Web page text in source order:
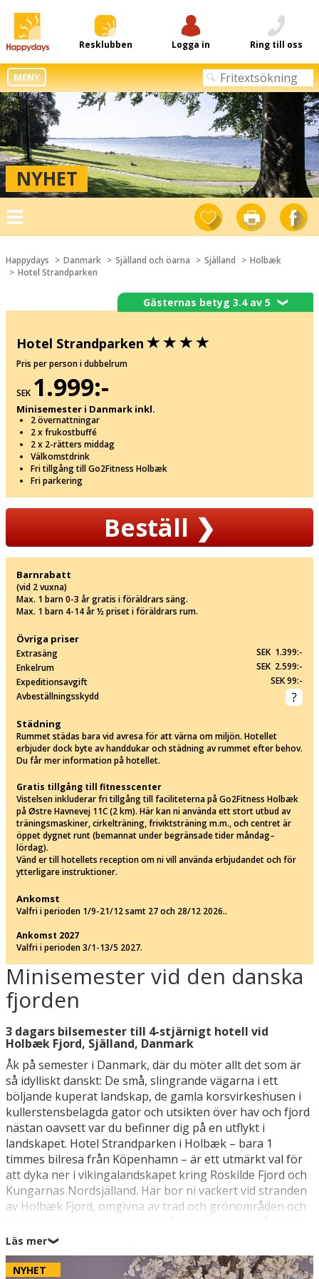
Resklubben Logga in Ring till oss
MENY
NYHET
Toggle
navigation
Happydays Danmark Själland och öarna Själland
Holbæk
Hotel Strandparken
Minisemester vid den danska
fjorden
3 dagars bilsemester till 4-stjärnigt hotell vid
Holbæk Fjord, Själland, Danmark
Åk på semester i Danmark, där du möter allt det som är
så idylliskt danskt: De små, slingrande vägarna i ett
böljande kuperat landskap, de gamla korsvirkeshusen i
kullerstensbelagda gator och utsikten över hav och fjord
nästan oavsett var du befinner dig på en utflykt i
landskapet. Hotel Strandparken i Holbæk – bara 1
timmes bilresa från Köpenhamn – är ett utmärkt val för
att dyka ner i vikingalandskapet kring Roskilde Fjord och
Kungarnas Nordsjälland. Här bor ni vackert vid stranden
av Holbæk Fjord, omgivna av träd och grönområden och
Holbæks centrum (1 km).
På Hotel Strandparken kan ni njuta av utsikten över
Läs mer❯
NYHET
Gästernas betyg 3.4 av 5❯
Hotel Strandparken
Pris per person i dubbelrum
SEK 1.999:-
Minisemester i Danmark inkl.
2 övernattningar
2 x frukostbuffé
2 x 2-rätters middag
Välkomstdrink
Fri tillgång till Go2Fitness Holbæk
Fri parkering
Beställ❯
Barnrabatt
(vid 2 vuxna)
Max. 1 barn 0-3 år gratis i föräldrars säng.
Max. 1 barn 4-14 år ½ priset i föräldrars rum.
Övriga priser
Extrasäng
SEK 1.399:-
Enkelrum
SEK 2.599:-
Expeditionsavgift
SEK 99:-
Avbeställningsskydd
Städning
Rummet städas bara vid avresa för att värna om miljön. Hotellet
erbjuder dock byte av handdukar och städning av rummet efter behov.
Du får mer information på hotellet.
Gratis tillgång till fitnesscenter
Vistelsen inkluderar fri tillgång till faciliteterna på Go2Fitness Holbæk
på Østre Havnevej 11C (2 km). Här kan ni använda ett stort utbud av
träningsmaskiner, cirkelträning, friviktsträning m.m., och centret är
öppet dygnet runt (bemannat under begränsade tider måndag–
lördag).
Vänd er till hotellets reception om ni vill använda erbjudandet och för
ytterligare instruktioner.
Ankomst
Valfri i perioden 1/9-21/12 samt 27 och 28/12 2026..
Ankomst 2027
Valfri i perioden 3/1-13/5 2027.